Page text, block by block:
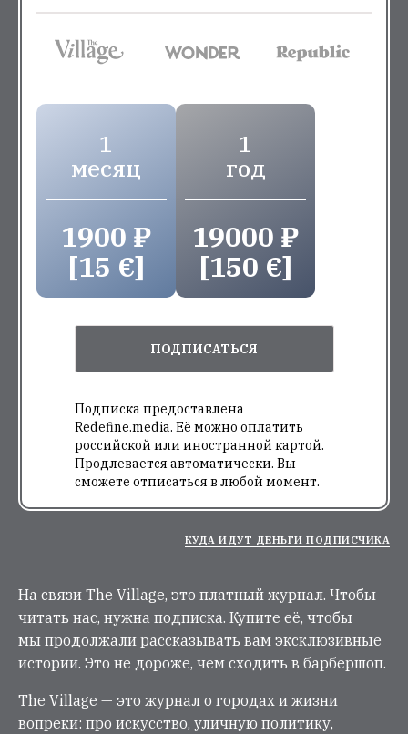
1
месяц
1900 ₽
[15 €]
1
год
19000 ₽
[150 €]
ПОДПИСАТЬСЯ
Подписка предоставлена
Redefine.media. Её можно оплатить
российской или иностранной картой.
Продлевается автоматически. Вы
сможете отписаться в любой момент.
КУДА ИДУТ ДЕНЬГИ ПОДПИСЧИКА
На связи The Village, это платный журнал. Чтобы
читать нас, нужна подписка. Купите её, чтобы
мы продолжали рассказывать вам эксклюзивные
истории. Это не дороже, чем сходить в барбершоп.
The Village — это журнал о городах и жизни
вопреки: про искусство, уличную политику,